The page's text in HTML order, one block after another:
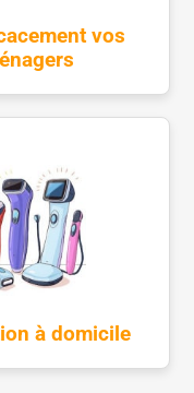
vos
à domicile